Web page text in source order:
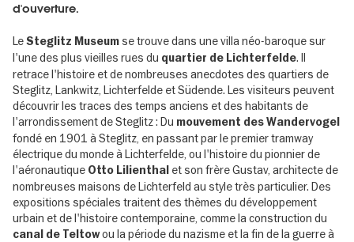
d'ouverture.
LeSteglitz Museum se trouve dans une villa néo-baroque sur
l'une des plus vieilles rues du quartier de Lichterfelde. Il
retrace l'histoire et de nombreuses anecdotes des quartiers de
Steglitz, Lankwitz, Lichterfelde et Südende. Les visiteurs peuvent
découvrir les traces des temps anciens et des habitants de
l'arrondissement de Steglitz : Du mouvement des Wandervogel
fondé en 1901 à Steglitz, en passant par le premier tramway
électrique du monde à Lichterfelde, ou l'histoire du pionnier de
l'aéronautique Otto Lilienthal et son frère Gustav, architecte de
nombreuses maisons de Lichterfeld au style très particulier. Des
expositions spéciales traitent des thèmes du développement
urbain et de l'histoire contemporaine, comme la construction du
canal de Teltowou la période du nazisme et la fin de la guerre à